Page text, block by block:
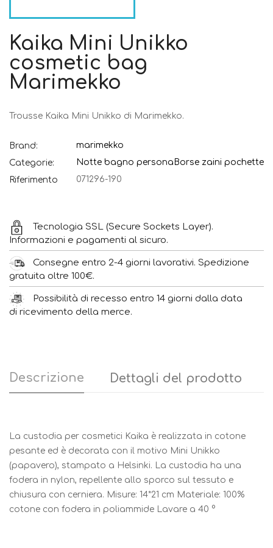
Kaika Mini Unikko
cosmetic bag
Marimekko
Trousse Kaika Mini Unikko di Marimekko.
Brand:
marimekko
Categorie:
Notte bagno persona Borse zaini pochette
Riferimento
071296-190
Tecnologia SSL (Secure Sockets Layer).
Informazioni e pagamenti al sicuro.
Consegne entro 2-4 giorni lavorativi. Spedizione
gratuita oltre 100€.
Possibilità di recesso entro 14 giorni dalla data
di ricevimento della merce.
Descrizione Dettagli del prodotto
La custodia per cosmetici Kaika è realizzata in cotone
pesante ed è decorata con il motivo Mini Unikko
(papavero), stampato a Helsinki. La custodia ha una
fodera in nylon, repellente allo sporco sul tessuto e
chiusura con cerniera. Misure: 14*21 cm Materiale: 100%
cotone con fodera in poliammide Lavare a 40 °